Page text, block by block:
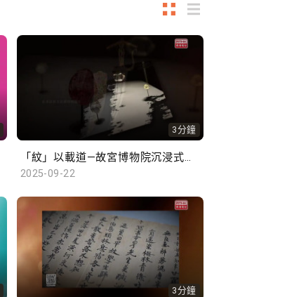
3分鐘
2025-09-22
3分鐘